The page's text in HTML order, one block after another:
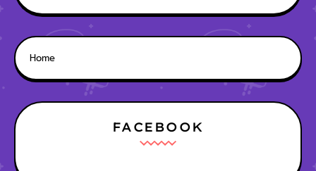
Home
FACEBOOK